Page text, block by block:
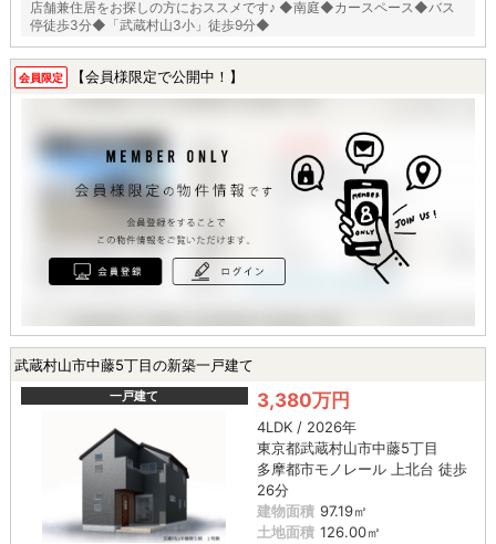
店舗兼住居をお探しの方におススメです♪ ◆南庭◆カースペース◆バス
停徒歩3分◆「武蔵村山3小」徒歩9分◆
会員限定 【会員様限定で公開中！】
武蔵村山市中藤5丁目の新築一戸建て
一戸建て 3,380万円
4LDK / 2026年
東京都武蔵村山市中藤5丁目
多摩都市モノレール 上北台 徒歩
26分
建物面積 97.19㎡
土地面積 126.00㎡